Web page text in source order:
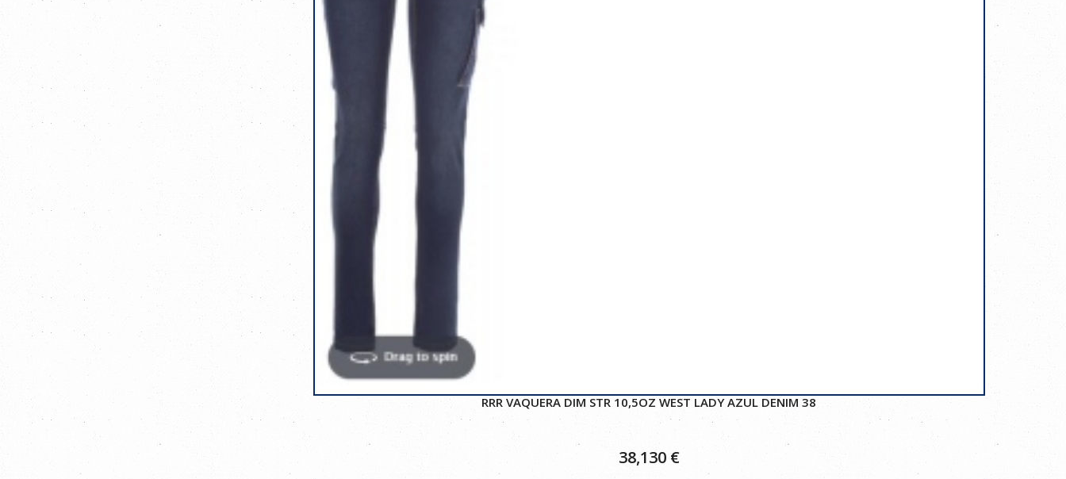
RRR VAQUERA DIM STR 10,5OZ WEST LADY AZUL DENIM 38
38,130 €